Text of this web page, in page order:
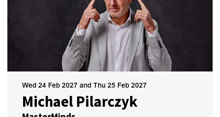
Michael Pilarczyk
Wed 24 Feb 2027 and Thu 25 Feb 2027